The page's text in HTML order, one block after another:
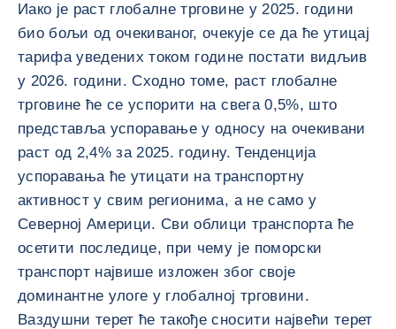
Иако је раст глобалне трговине у 2025. години
био бољи од очекиваног, очекује се да ће утицај
тарифа уведених током године постати видљив
у 2026. години. Сходно томе, раст глобалне
трговине ће се успорити на свега 0,5%, што
представља успоравање у односу на очекивани
раст од 2,4% за 2025. годину. Тенденција
успоравања ће утицати на транспортну
активност у свим регионима, а не само у
Северној Америци. Сви облици транспорта ће
осетити последице, при чему је поморски
транспорт највише изложен због своје
доминантне улоге у глобалној трговини.
Ваздушни терет ће такође сносити највећи терет